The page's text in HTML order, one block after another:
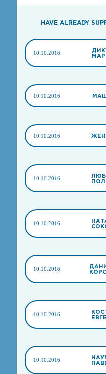
HAVE ALREADY
10.10.2016
10.10.2016
10.10.2016
10.10.2016
10.10.2016
10.10.2016
10.10.2016
10.10.2016